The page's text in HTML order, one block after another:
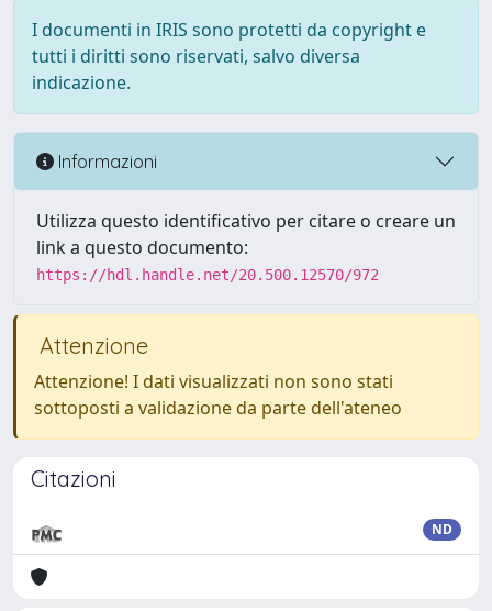
I documenti in IRIS sono protetti da copyright e
tutti i diritti sono riservati, salvo diversa
indicazione.
Informazioni
Utilizza questo identificativo per citare o creare un
link a questo documento:
https://hdl.handle.net/20.500.12570/972
Attenzione
Attenzione! I dati visualizzati non sono stati
sottoposti a validazione da parte dell'ateneo
Citazioni
ND